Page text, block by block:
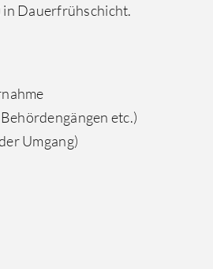
Dauerfrühschicht.
etc.)
Umgang)